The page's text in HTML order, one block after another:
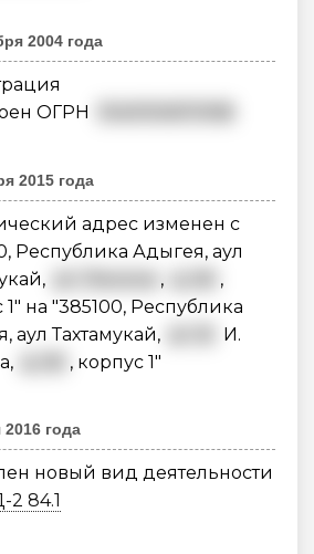
2004 года
ОГРН
2015 года
адрес изменен с
Республика Адыгея, аул
,
,
1" на "385100, Республика
аул Тахтамукай,
И.
, корпус 1"
года
новый вид деятельности
84.1